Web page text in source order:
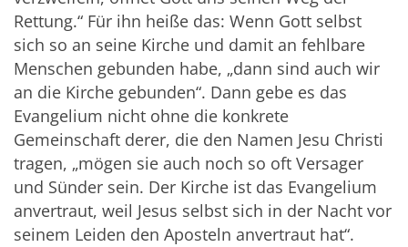
Rettung.“ Für ihn heiße das: Wenn Gott selbst
sich so an seine Kirche und damit an fehlbare
Menschen gebunden habe, „dann sind auch wir
an die Kirche gebunden“. Dann gebe es das
Evangelium nicht ohne die konkrete
Gemeinschaft derer, die den Namen Jesu Christi
tragen, „mögen sie auch noch so oft Versager
und Sünder sein. Der Kirche ist das Evangelium
anvertraut, weil Jesus selbst sich in der Nacht vor
seinem Leiden den Aposteln anvertraut hat“.